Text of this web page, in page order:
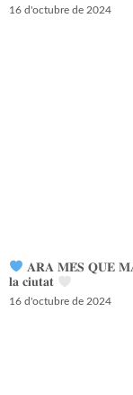
16 d'octubre de 2024
𝐀𝐑𝐀 𝐌𝐄́𝐒 𝐐𝐔𝐄 𝐌𝐀𝐈:
𝐥𝐚 𝐜𝐢𝐮𝐭𝐚𝐭
16 d'octubre de 2024